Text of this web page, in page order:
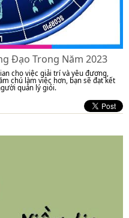
Đạo Trong Năm 2023
cho việc giải trí và yêu đương,
chú làm việc hơn, bạn sẽ đạt kết
quản lý giỏi.